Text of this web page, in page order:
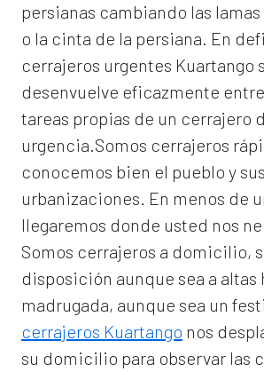
persianas cambiando las
o la cinta de la persiana. En
cerrajeros urgentes Kuartango
desenvuelve eficazmente
tareas propias de un cerrajero
urgencia.Somos cerrajeros
conocemos bien el pueblo y sus
urbanizaciones. En menos de
llegaremos donde usted nos
Somos cerrajeros a domicilio,
disposición aunque sea a altas
madrugada, aunque sea un
cerrajeros Kuartango nos
su domicilio para observar las